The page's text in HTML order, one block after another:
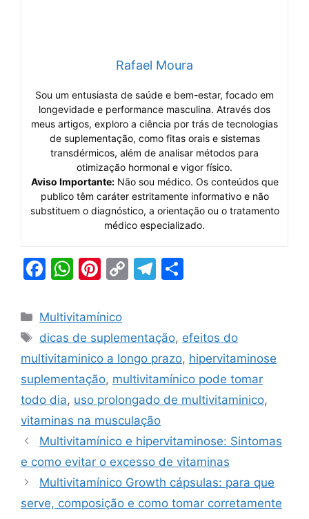
Rafael Moura
Sou um entusiasta de saúde e bem-estar, focado em
longevidade e performance masculina. Através dos
meus artigos, exploro a ciência por trás de tecnologias
de suplementação, como fitas orais e sistemas
transdérmicos, além de analisar métodos para
otimização hormonal e vigor físico.
Aviso Importante:Não sou médico. Os conteúdos que
publico têm caráter estritamente informativo e não
substituem o diagnóstico, a orientação ou o tratamento
médico especializado.
F
c
e
b
o
o
k
W
at
s
A
p
p
Pi
er
e
st
C
y
Li
n
k
T
gr
a
m
e
Categorias
Multivitamínico
Tags
dicas de suplementação, efeitos do
multivitaminico a longo prazo, hipervitaminose
suplementação, multivitamínico pode tomar
todo dia, uso prolongado de multivitaminico,
vitaminas na musculação
Multivitamínico e hipervitaminose: Sintomas
e como evitar o excesso de vitaminas
Multivitamínico Growth cápsulas: para que
serve, composição e como tomar corretamente